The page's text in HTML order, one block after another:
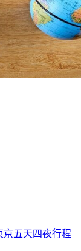
京五天四夜行程